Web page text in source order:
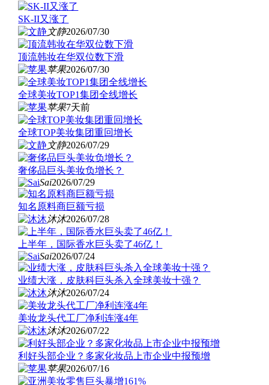
SK-II又涨了
文静2026/07/30
顶流韩妆在华双位数下滑
苹果2026/07/30
全球美妆TOP1集团全线增长
苹果7天前
全球TOP美妆集团重回增长
文静2026/07/29
奢侈品巨头美妆负增长？
Sai2026/07/29
知名原料商巨额亏损
沐沐2026/07/28
上半年，国际香水巨头卖了46亿！
Sai2026/07/24
业绩大涨，皮肤科巨头杀入全球美妆十强？
沐沐2026/07/24
美妆龙头代工厂净利连涨4年
沐沐2026/07/22
利好头部企业？多家化妆品上市企业中报预增
苹果2026/07/16